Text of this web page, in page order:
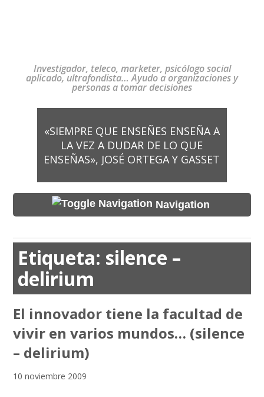
Investigador, teleco, marketer, psicólogo social
aplicado, ultrafondista… Ayudo a organizaciones y
personas a tomar decisiones
«SIEMPRE QUE ENSEÑES ENSEÑA A
LA VEZ A DUDAR DE LO QUE
ENSEÑAS», JOSÉ ORTEGA Y GASSET
Navigation
Etiqueta: silence –
delirium
El innovador tiene la facultad de
vivir en varios mundos… (silence
– delirium)
10 noviembre 2009